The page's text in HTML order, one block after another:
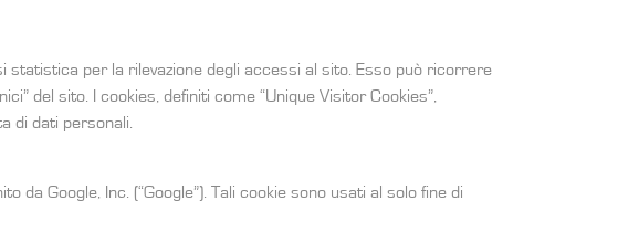
per la rilevazione degli accessi al sito. Esso può ricorrere
del sito. I cookies, definiti come “Unique Visitor Cookies”,
di dati personali.
da Google, Inc. (“Google”). Tali cookie sono usati al solo fine di